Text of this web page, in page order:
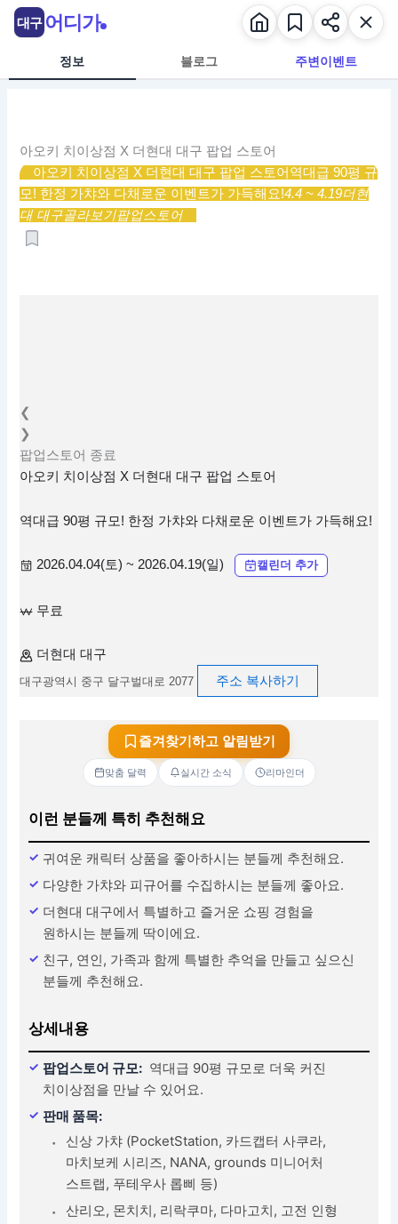
정보 블로그 주변이벤트
아오키 치이상점 X 더현대 대구 팝업 스토어
아오키 치이상점 X 더현대 대구 팝업 스토어 역대급 90평 규
모! 한정 가챠와 다채로운 이벤트가 가득해요!4.4 ~ 4.19더현
대 대구골라보기팝업스토어
❮
❯
팝업스토어 종료
아오키 치이상점 X 더현대 대구 팝업 스토어
역대급 90평 규모! 한정 가챠와 다채로운 이벤트가 가득해요!
2026.04.04(토) ~ 2026.04.19(일) 캘린더 추가
무료
더현대 대구
대구광역시 중구 달구벌대로 2077 주소 복사하기
즐겨찾기하고 알림받기
맞춤 달력 실시간 소식 리마인더
이런 분들께 특히 추천해요
귀여운 캐릭터 상품을 좋아하시는 분들께 추천해요.
다양한 가챠와 피규어를 수집하시는 분들께 좋아요.
더현대 대구에서 특별하고 즐거운 쇼핑 경험을
원하시는 분들께 딱이에요.
친구, 연인, 가족과 함께 특별한 추억을 만들고 싶으신
분들께 추천해요.
상세내용
팝업스토어 규모: 역대급 90평 규모로 더욱 커진
치이상점을 만날 수 있어요.
판매 품목:
신상 가챠 (PocketStation, 카드캡터 사쿠라,
마치보케 시리즈, NANA, grounds 미니어처
스트랩, 푸테우사 롭삐 등)
산리오, 몬치치, 리락쿠마, 다마고치, 고전 인형
대구 어디가